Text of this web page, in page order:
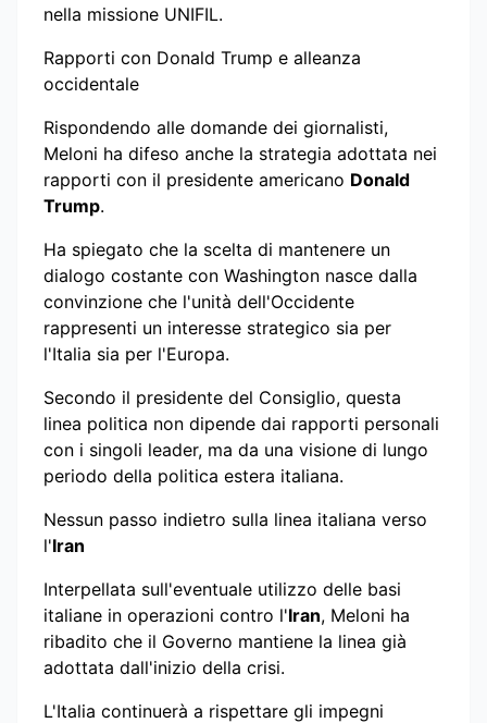
nella missione UNIFIL.
Rapporti con Donald Trump e alleanza
occidentale
Rispondendo alle domande dei giornalisti,
Meloni ha difeso anche la strategia adottata nei
rapporti con il presidente americano Donald
Trump.
Ha spiegato che la scelta di mantenere un
dialogo costante con Washington nasce dalla
convinzione che l'unità dell'Occidente
rappresenti un interesse strategico sia per
l'Italia sia per l'Europa.
Secondo il presidente del Consiglio, questa
linea politica non dipende dai rapporti personali
con i singoli leader, ma da una visione di lungo
periodo della politica estera italiana.
Nessun passo indietro sulla linea italiana verso
l'Iran
Interpellata sull'eventuale utilizzo delle basi
italiane in operazioni contro l'Iran, Meloni ha
ribadito che il Governo mantiene la linea già
adottata dall'inizio della crisi.
L'Italia continuerà a rispettare gli impegni